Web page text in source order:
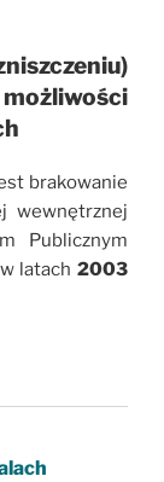
brakowanie
wewnętrznej
Publicznym
latach 2003